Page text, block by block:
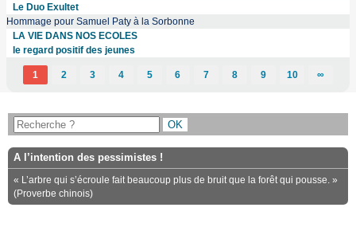
Le Duo Exultet
Hommage pour Samuel Paty à la Sorbonne
LA VIE DANS NOS ECOLES
le regard positif des jeunes
1 2 3 4 5 6 7 8 9 10 ∞
A l’intention des pessimistes !
« L’arbre qui s’écroule fait beaucoup plus de bruit que la forêt qui pousse. »
(Proverbe chinois)